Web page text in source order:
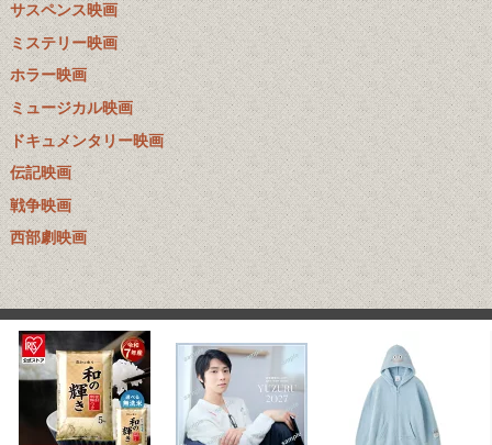
サスペンス映画
ミステリー映画
ホラー映画
ミュージカル映画
ドキュメンタリー映画
伝記映画
戦争映画
西部劇映画